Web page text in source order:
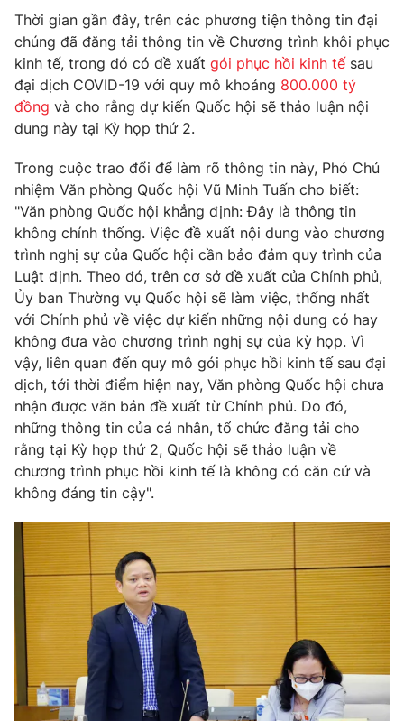
Câu chuyện quốc tế
Thị trường
Góc doanh nghiệp
Truyền hình
Phim VTV
Hậu trường
Nhân vật
Khán giả
Giải sao mai
Giải trí
Âm nhạc
Sao
Đời sống
Du lịch
Làm đẹp
Chất lượng cuộc sống
Giáo dục
Tuyển sinh
Học trực tuyến
Công nghệ
Hitech Công nghệ tương lai
Sản phẩm
Thị trường
Tư vấn
Giao lưu trực tuyến
Lịch phát sóng
Chuyên mục khác
Emagazine Podcast
Photo Infographic
Video Shorts video
VTV Money VTV Thể thao
VTV Sức khoẻ Bất động sản
Thời gian gần đây, trên các phương tiện thông tin đại
chúng đã đăng tải thông tin về Chương trình khôi phục
kinh tế, trong đó có đề xuất gói phục hồi kinh tếsau
đại dịch COVID-19 với quy mô khoảng 800.000 tỷ
đồng và cho rằng dự kiến Quốc hội sẽ thảo luận nội
dung này tại Kỳ họp thứ 2.
Trong cuộc trao đổi để làm rõ thông tin này, Phó Chủ
nhiệm Văn phòng Quốc hội Vũ Minh Tuấn cho biết:
"Văn phòng Quốc hội khẳng định: Đây là thông tin
không chính thống. Việc đề xuất nội dung vào chương
trình nghị sự của Quốc hội cần bảo đảm quy trình của
Luật định. Theo đó, trên cơ sở đề xuất của Chính phủ,
Ủy ban Thường vụ Quốc hội sẽ làm việc, thống nhất
với Chính phủ về việc dự kiến những nội dung có hay
không đưa vào chương trình nghị sự của kỳ họp. Vì
vậy, liên quan đến quy mô gói phục hồi kinh tế sau đại
dịch, tới thời điểm hiện nay, Văn phòng Quốc hội chưa
nhận được văn bản đề xuất từ Chính phủ. Do đó,
những thông tin của cá nhân, tổ chức đăng tải cho
rằng tại Kỳ họp thứ 2, Quốc hội sẽ thảo luận về
chương trình phục hồi kinh tế là không có căn cứ và
không đáng tin cậy".